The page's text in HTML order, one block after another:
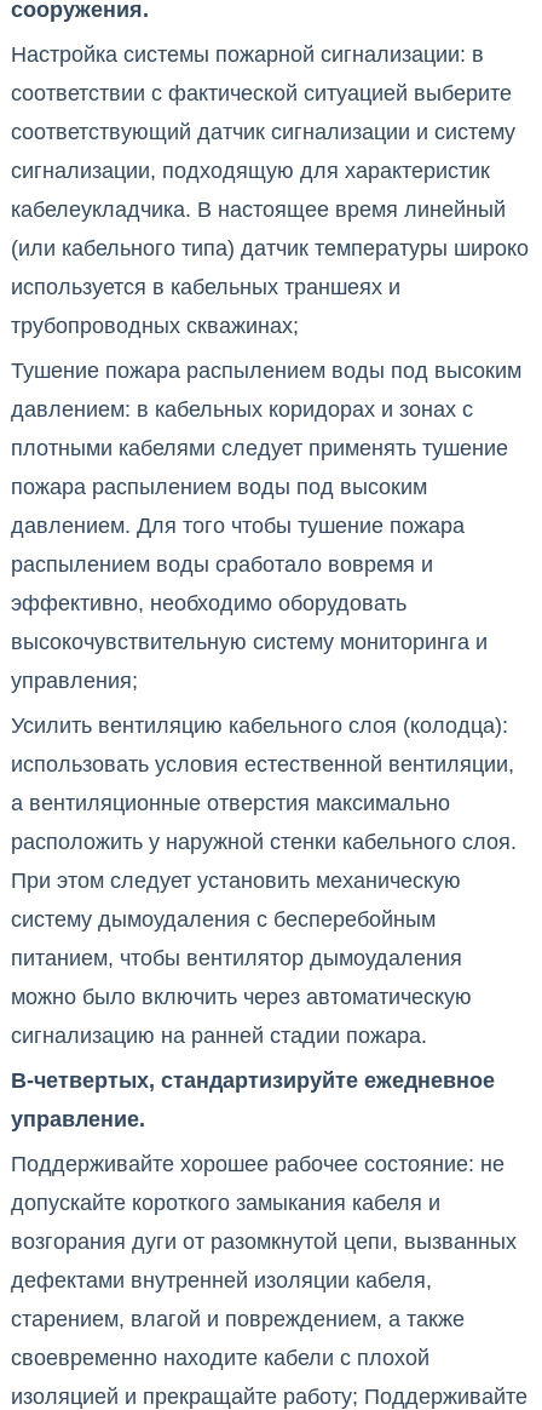
сооружения.
Настройка системы пожарной сигнализации: в
соответствии с фактической ситуацией выберите
соответствующий датчик сигнализации и систему
сигнализации, подходящую для характеристик
кабелеукладчика. В настоящее время линейный
(или кабельного типа) датчик температуры широко
используется в кабельных траншеях и
трубопроводных скважинах;
Тушение пожара распылением воды под высоким
давлением: в кабельных коридорах и зонах с
плотными кабелями следует применять тушение
пожара распылением воды под высоким
давлением. Для того чтобы тушение пожара
распылением воды сработало вовремя и
эффективно, необходимо оборудовать
высокочувствительную систему мониторинга и
управления;
Усилить вентиляцию кабельного слоя (колодца):
использовать условия естественной вентиляции,
а вентиляционные отверстия максимально
расположить у наружной стенки кабельного слоя.
При этом следует установить механическую
систему дымоудаления с бесперебойным
питанием, чтобы вентилятор дымоудаления
можно было включить через автоматическую
сигнализацию на ранней стадии пожара.
В-четвертых, стандартизируйте ежедневное
управление.
Поддерживайте хорошее рабочее состояние: не
допускайте короткого замыкания кабеля и
возгорания дуги от разомкнутой цепи, вызванных
дефектами внутренней изоляции кабеля,
старением, влагой и повреждением, а также
своевременно находите кабели с плохой
изоляцией и прекращайте работу; Поддерживайте